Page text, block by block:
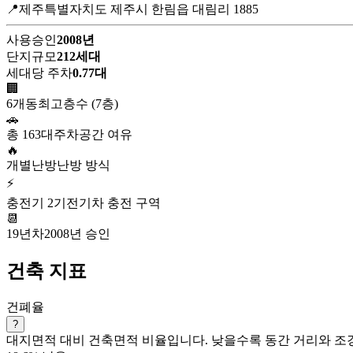
📍제주특별자치도 제주시 한림읍 대림리 1885
사용승인2008년
단지규모212세대
세대당 주차0.77대
🏢
6개동최고층수 (7층)
🚗
총 163대 주차공간 여유
🔥
개별난방난방 방식
⚡
충전기 2기 전기차 충전 구역
📆
19년차2008년 승인
건축 지표
건폐율
?
대지면적 대비 건축면적 비율입니다. 낮을수록 동간 거리와 조